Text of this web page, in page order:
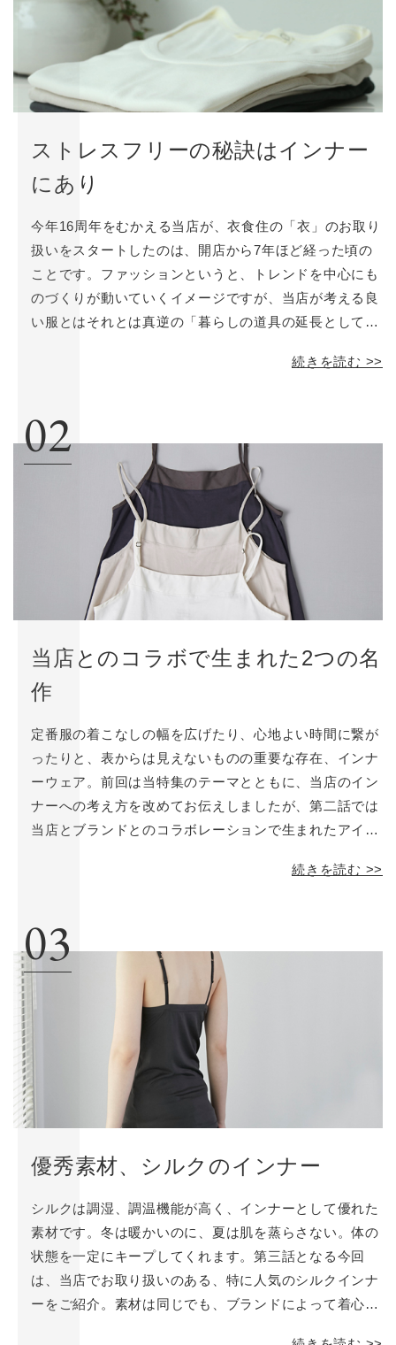
ストレスフリーの秘訣はインナー
にあり
今年16周年をむかえる当店が、衣食住の「衣」のお取り
扱いをスタートしたのは、開店から7年ほど経った頃の
ことです。ファッションというと、トレンドを中心にも
のづくりが動いていくイメージですが、当店が考える良
い服とはそれとは真逆の「暮らしの道具の延長としての
も着られる、大人の女性の為の定番服をお取り扱いして
続きを読む >>
02
当店とのコラボで生まれた2つの名
作
定番服の着こなしの幅を広げたり、心地よい時間に繋が
ったりと、表からは見えないものの重要な存在、インナ
ーウェア。前回は当特集のテーマとともに、当店のイン
ナーへの考え方を改めてお伝えしましたが、第二話では
当店とブランドとのコラボレーションで生まれたアイテ
が、どちらも女性の悩みに寄り添う、ありそうでなかっ
続きを読む >>
03
優秀素材、シルクのインナー
シルクは調湿、調温機能が高く、インナーとして優れた
素材です。冬は暖かいのに、夏は肌を蒸らさない。体の
状態を一定にキープしてくれます。第三話となる今回
は、当店でお取り扱いのある、特に人気のシルクインナ
ーをご紹介。素材は同じでも、ブランドによって着心